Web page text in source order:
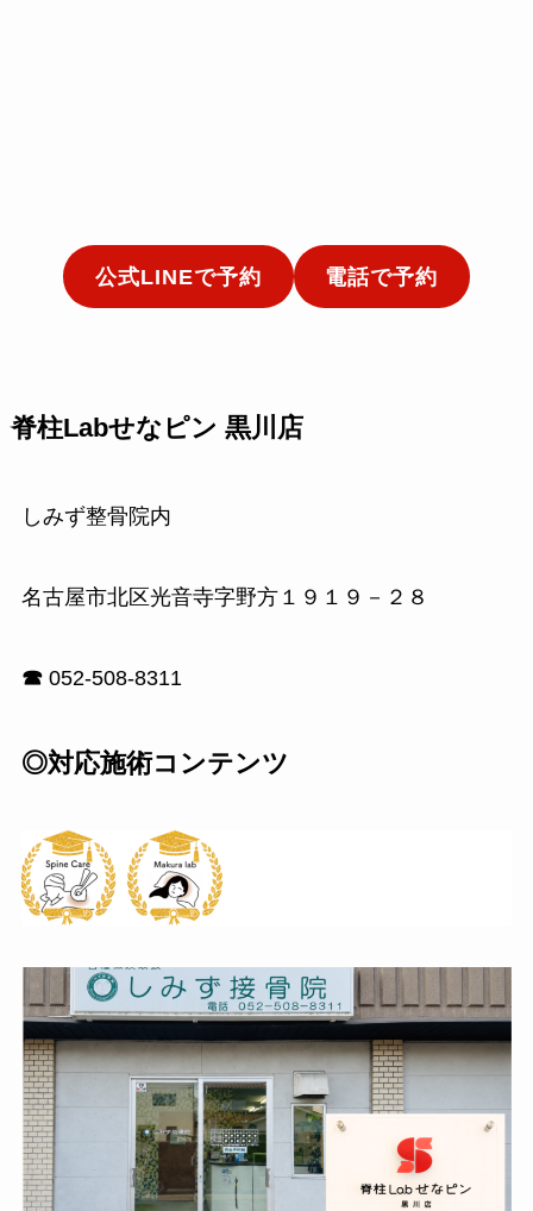
公式LINEで予約 電話で予約
脊柱Labせなピン 黒川店
しみず整骨院内
名古屋市北区光音寺字野方１９１９－２８
☎ 052-508-8311
◎対応施術コンテンツ